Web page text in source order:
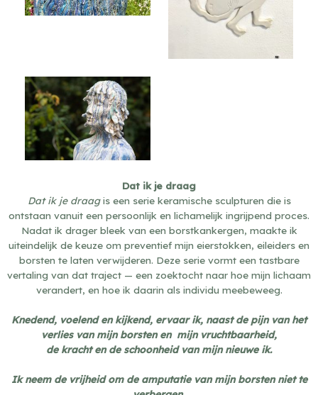
Geen bijschrift
Dat ik je draag
Dat ik je draagis een serie keramische sculpturen die is
ontstaan vanuit een persoonlijk en lichamelijk ingrijpend proces.
Nadat ik drager bleek van een borstkankergen, maakte ik
uiteindelijk de keuze om preventief mijn eierstokken, eileiders en
borsten te laten verwijderen. Deze serie vormt een tastbare
vertaling van dat traject — een zoektocht naar hoe mijn lichaam
verandert, en hoe ik daarin als individu meebeweeg.
Knedend, voelend en kijkend, ervaar ik, naast de pijn van het
verlies van mijn borsten en mijn vruchtbaarheid,
de kracht en de schoonheid van mijn nieuwe ik.
Ik neem de vrijheid om de amputatie van mijn borsten niet te